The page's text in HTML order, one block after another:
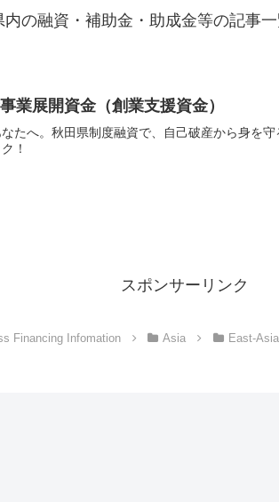
の融資・補助金・助成金等の記事一
業展開資金（創業支援資金）
たへ。秋田県制度融資で、自己破産から身を
！
スポンサーリンク
Financing Infomation Asia East-Asia